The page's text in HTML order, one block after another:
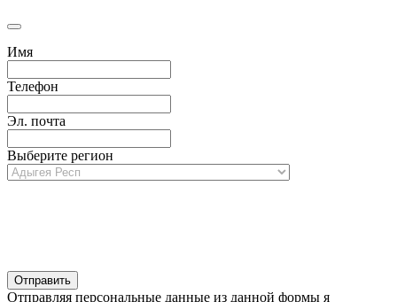
Имя
Телефон
Эл. почта
Выберите регион
Отправляя персональные данные из данной формы я